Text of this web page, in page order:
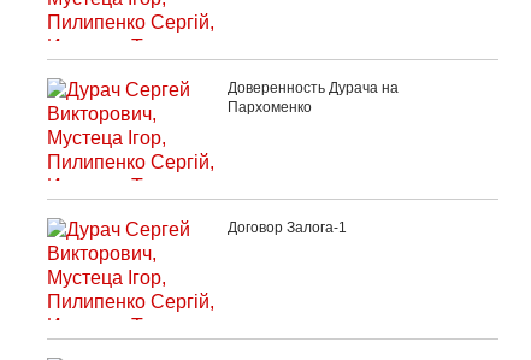
Доверенность Дурача на
Пархоменко
Договор Залога-1